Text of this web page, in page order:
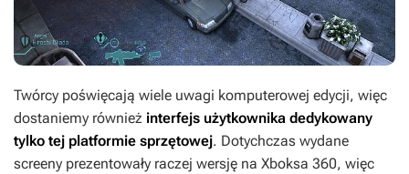
Twórcy poświęcają wiele uwagi komputerowej edycji, więc
dostaniemy również interfejs użytkownika dedykowany
tylko tej platformie sprzętowej. Dotychczas wydane
screeny prezentowały raczej wersję na Xboksa 360, więc